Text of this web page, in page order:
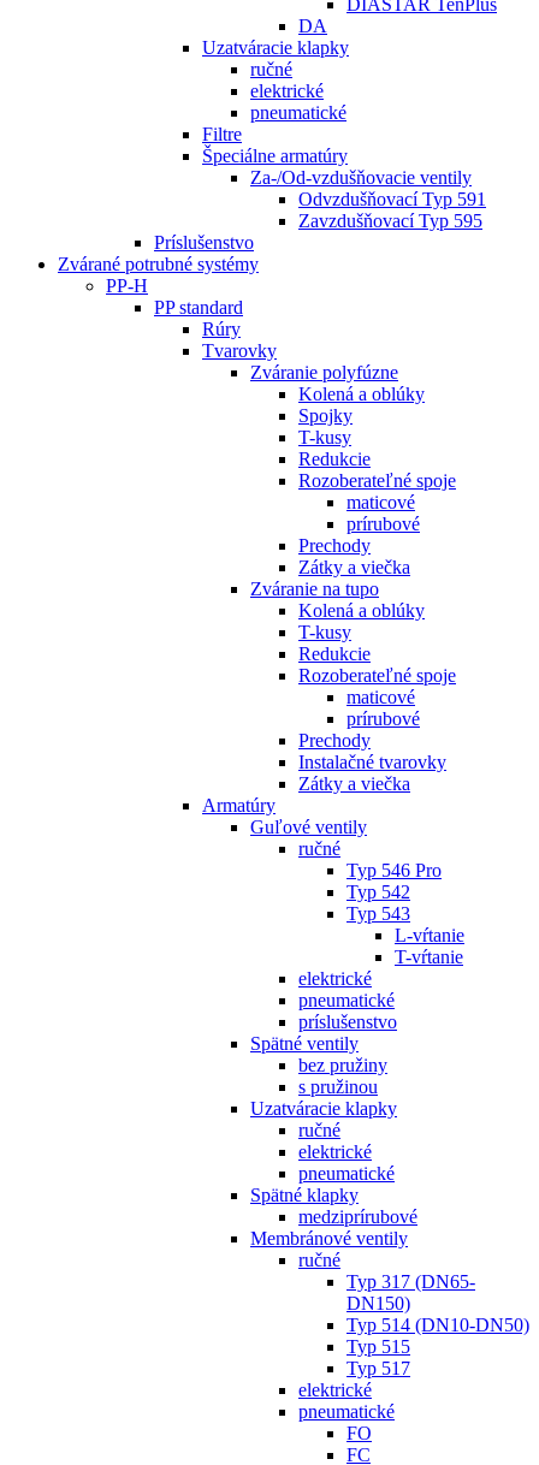
DIASTAR TenPlus
DA
Uzatváracie klapky
ručné
elektrické
pneumatické
Filtre
Špeciálne armatúry
Za-/Od-vzdušňovacie ventily
Odvzdušňovací Typ 591
Zavzdušňovací Typ 595
Príslušenstvo
Zvárané potrubné systémy
PP-H
PP standard
Rúry
Tvarovky
Zváranie polyfúzne
Kolená a oblúky
Spojky
T-kusy
Redukcie
Rozoberateľné spoje
maticové
prírubové
Prechody
Zátky a viečka
Zváranie na tupo
Kolená a oblúky
T-kusy
Redukcie
Rozoberateľné spoje
maticové
prírubové
Prechody
Instalačné tvarovky
Zátky a viečka
Armatúry
Guľové ventily
ručné
Typ 546 Pro
Typ 542
Typ 543
L-vŕtanie
T-vŕtanie
elektrické
pneumatické
príslušenstvo
Spätné ventily
bez pružiny
s pružinou
Uzatváracie klapky
ručné
elektrické
pneumatické
Spätné klapky
medziprírubové
Membránové ventily
ručné
Typ 317 (DN65-
DN150)
Typ 514 (DN10-DN50)
Typ 515
Typ 517
elektrické
pneumatické
FO
FC